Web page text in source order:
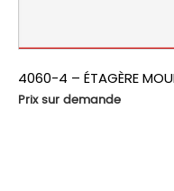
4060-4 – ÉTAGÈRE
Prix sur demande